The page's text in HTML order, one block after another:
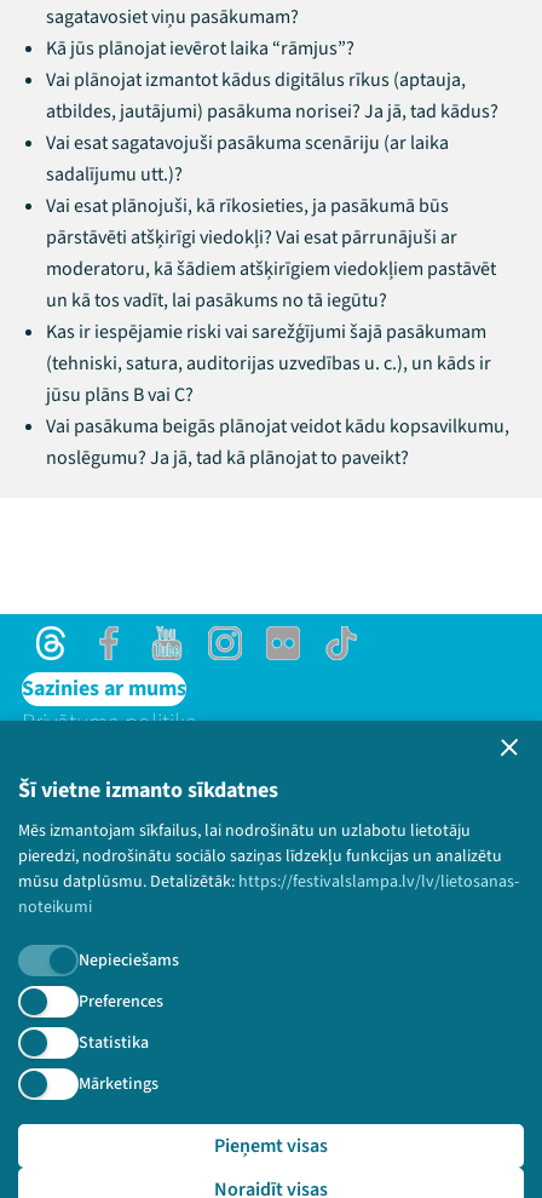
Šī vietne izmanto sīkdatnes
Mēs izmantojam sīkfailus, lai nodrošinātu un uzlabotu lietotāju
pieredzi, nodrošinātu sociālo saziņas līdzekļu funkcijas un analizētu
mūsu datplūsmu. Detalizētāk: https://festivalslampa.lv/lv/lietosanas-
noteikumi
Nepieciešams
Preferences
Statistika
Mārketings
Noraidīt visas
Pieņemt visas
sagatavosiet viņu pasākumam?
Kā jūs plānojat ievērot laika “rāmjus”?
Vai plānojat izmantot kādus digitālus rīkus (aptauja,
atbildes, jautājumi) pasākuma norisei? Ja jā, tad kādus?
Vai esat sagatavojuši pasākuma scenāriju (ar laika
sadalījumu utt.)?
Vai esat plānojuši, kā rīkosieties, ja pasākumā būs
pārstāvēti atšķirīgi viedokļi? Vai esat pārrunājuši ar
moderatoru, kā šādiem atšķirīgiem viedokļiem pastāvēt
un kā tos vadīt, lai pasākums no tā iegūtu?
Kas ir iespējamie riski vai sarežģījumi šajā pasākumam
(tehniski, satura, auditorijas uzvedības u. c.), un kāds ir
jūsu plāns B vai C?
Vai pasākuma beigās plānojat veidot kādu kopsavilkumu,
noslēgumu? Ja jā, tad kā plānojat to paveikt?
ThreadsFacebookYoutubeInstagram
Flick TikTok
Sazinies ar mums
Privātuma politika
Bērnu aizsardzības politika
© 2026 Sarunu festivāls LAMPA Visas tiesības
paturētas.
Piesakies jaunumiem!
Nepalaid garām aktuālāko informāciju!